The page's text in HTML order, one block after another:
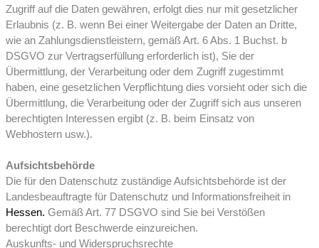
Zugriff auf die Daten gewähren, erfolgt dies nur mit gesetzlicher
Erlaubnis (z. B. wenn Bei einer Weitergabe der Daten an Dritte,
wie an Zahlungsdienstleistern, gemäß Art. 6 Abs. 1 Buchst. b
DSGVO zur Vertragserfüllung erforderlich ist), Sie der
Übermittlung, der Verarbeitung oder dem Zugriff zugestimmt
haben, eine gesetzlichen Verpflichtung dies vorsieht oder sich die
Übermittlung, die Verarbeitung oder der Zugriff sich aus unseren
berechtigten Interessen ergibt (z. B. beim Einsatz von
Webhostern usw.).
Aufsichtsbehörde
Die für den Datenschutz zuständige Aufsichtsbehörde ist der
Landesbeauftragte für Datenschutz und Informationsfreiheit in
Hessen. Gemäß Art. 77 DSGVO sind Sie bei Verstößen
berechtigt dort Beschwerde einzureichen.
Auskunfts- und Widerspruchsrechte